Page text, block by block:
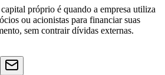
próprio é quando a empresa utiliza
ou acionistas para financiar suas
sem contrair dívidas externas.